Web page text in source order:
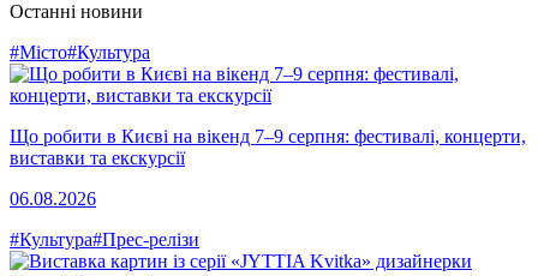
Останні новини
#Місто#Культура
Що робити в Києві на вікенд 7–9 серпня: фестивалі, концерти,
виставки та екскурсії
06.08.2026
#Культура#Прес-релізи